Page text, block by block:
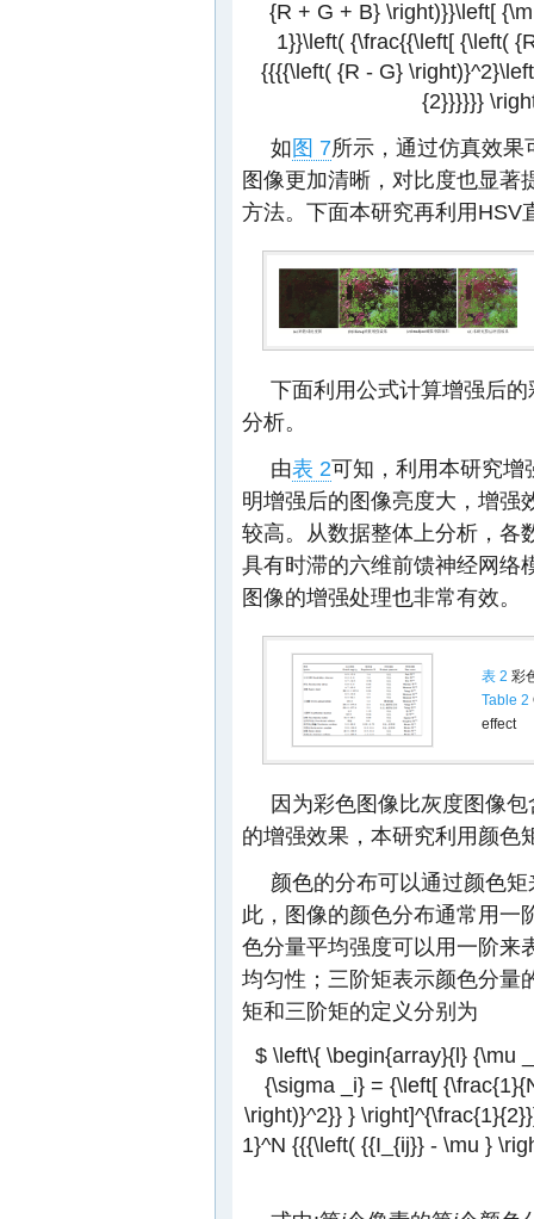
{R + G + B} \right)}}\left[
1}}\left( {\frac{{\left[ {\left(
{{{{\left( {R - G}
{2}}}}}}
如图 7所示，通过仿真效
图像更加清晰，对比度也显著
方法。下面本研究再利用HSV
下面利用公式计算增强后
分析。
由表 2可知，利用本研究增
明增强后的图像亮度大，增强
较高。从数据整体上分析，各
具有时滞的六维前馈神经网络
图像的增强处理也非常有效。
表 2 彩
Table 2
effect
因为彩色图像比灰度图像
的增强效果，本研究利用颜色
颜色的分布可以通过颜色
此，图像的颜色分布通常用一
色分量平均强度可以用一阶来
均匀性；三阶矩表示颜色分量
矩和三阶矩的定义分别为
$ \left\{ \begin{array}{l} {\mu
{\sigma _i} = {\left[
\right)}^2}} }
1}^N {{{\left( {{I_{ij}} - \mu }